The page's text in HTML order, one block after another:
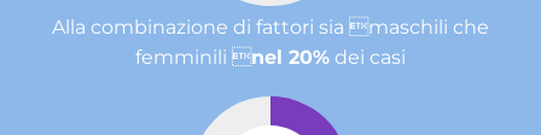
Alla combinazione di fattori sia maschili che
femminili nel 20% dei casi